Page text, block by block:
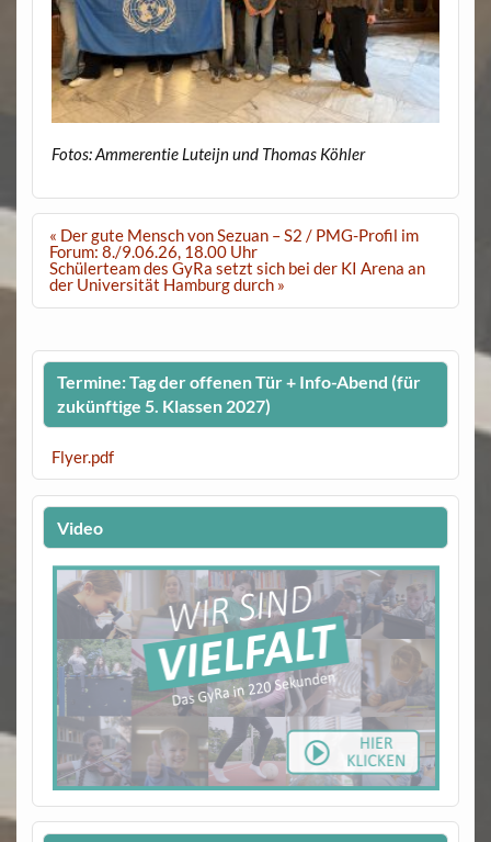
Fotos: Ammerentie Luteijn und Thomas Köhler
Beitragsnavigation
« Der gute Mensch von Sezuan – S2 / PMG-Profil im
Forum: 8./9.06.26, 18.00 Uhr
Schülerteam des GyRa setzt sich bei der KI Arena an
der Universität Hamburg durch »
Termine: Tag der offenen Tür + Info-Abend (für
zukünftige 5. Klassen 2027)
Flyer.pdf
Video